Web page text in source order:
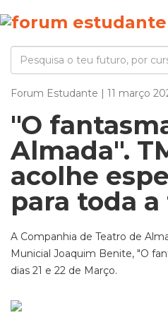
Forum Estudante | 11 março
"O
Almada".
acolhe
para toda
A Companhia de Teatro de
Municial Joaquim Benite, "O
dias 21 e 22 de Março.